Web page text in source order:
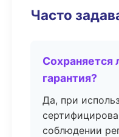
Часто
Сохраняется
гарантия?
Да, при
соблюдении